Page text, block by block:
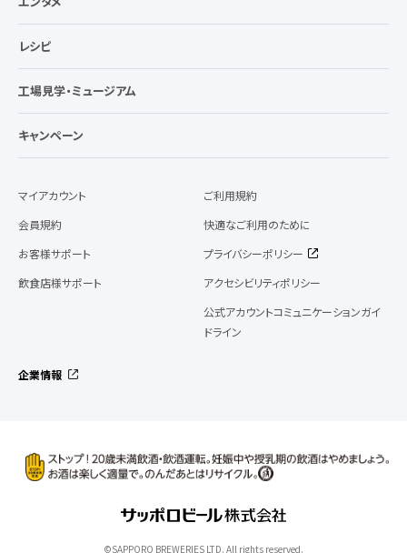
レシピ
工場見学・ミュージアム
キャンペーン
マイアカウント
会員規約
お客様サポート
飲食店様サポート
ご利用規約
快適なご利用のために
プライバシーポリシー
アクセシビリティポリシー
公式アカウントコミュニケーションガイ
ドライン
企業情報
©SAPPORO BREWERIES LTD. All rights reserved.